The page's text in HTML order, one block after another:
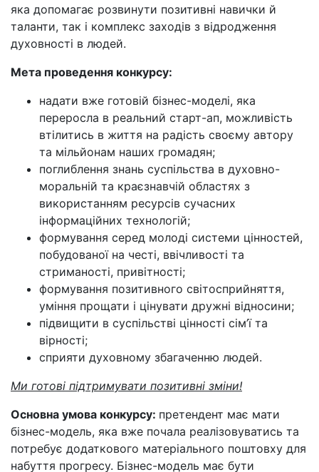
яка допомагає розвинути позитивні навички й
таланти, так і комплекс заходів з відродження
духовності в людей.
Мета проведення конкурсу:
надати вже готовій бізнес-моделі, яка
переросла в реальний старт-ап, можливість
втілитись в життя на радість своєму автору
та мільйонам наших громадян;
поглиблення знань суспільства в духовно-
моральній та краєзнавчій областях з
використанням ресурсів сучасних
інформаційних технологій;
формування серед молоді системи цінностей,
побудованої на честі, ввічливості та
стриманості, привітності;
формування позитивного світосприйняття,
уміння прощати і цінувати дружні відносини;
підвищити в суспільстві цінності сім’ї та
вірності;
сприяти духовному збагаченню людей.
Ми готові підтримувати позитивні зміни!
Основна умова конкурсу: претендент має мати
бізнес-модель, яка вже почала реалізовуватись та
потребує додаткового матеріального поштовху для
набуття прогресу. Бізнес-модель має бути